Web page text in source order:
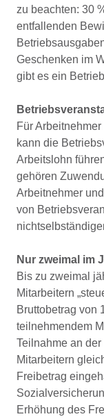
zu beachten: 30
entfallenden
Geschenken im
gibt es ein
Für
kann die
Arbeitslohn
gehören
Arbeitnehmer
von
Nur zweimal im
Bis zu zweimal
Mitarbeitern
Bruttobetrag von
teilnehmendem
Teilnahme an
Mitarbeitern
Freibetrag
Erhöhung des